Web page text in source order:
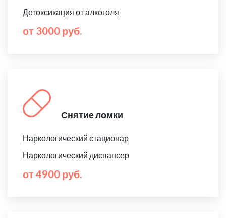
Детоксикация от алкоголя
от 3000 руб.
Снятие ломки
Наркологический стационар
Наркологический диспансер
от 4900 руб.